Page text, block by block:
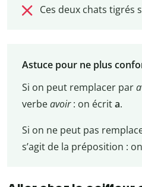
Ces deux chats tigrés
Astuce pour ne plus
Si on peut remplacer par
verbeavoir: on écrita.
Si on ne peut pas
s’agit de la préposition :